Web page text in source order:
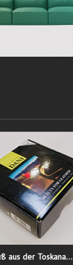
aus der Toskana...